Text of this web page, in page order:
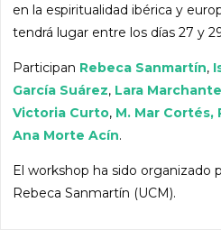
en la espiritualidad ibérica y
tendrá lugar entre los días 27 y
Participan Rebeca Sanmartín,
García Suárez, Lara Marchante
Victoria Curto, M. Mar Cortés,
Ana Morte Acín.
El workshop ha sido organizado
Rebeca Sanmartín (UCM).